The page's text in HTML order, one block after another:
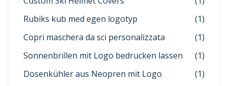
Rubiks kub med egen logotyp
(1)
Copri maschera da sci personalizzata
(1)
Sonnenbrillen mit Logo bedrucken lassen
(1)
Dosenkühler aus Neopren mit Logo
(1)